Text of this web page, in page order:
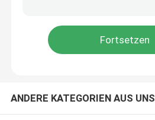
ANDERE KATEGORIEN AUS UNS